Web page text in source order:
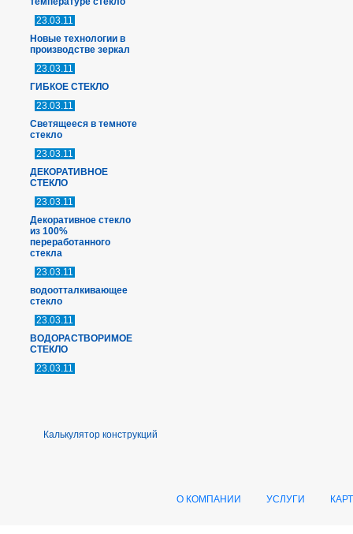
23.03.11
Новые технологии в
производстве зеркал
23.03.11
ГИБКОЕ СТЕКЛО
23.03.11
Светящееся в темноте
стекло
23.03.11
ДЕКОРАТИВНОЕ
СТЕКЛО
23.03.11
Декоративное стекло
из 100%
переработанного
стекла
23.03.11
водоотталкивающее
стекло
23.03.11
ВОДОРАСТВОРИМОЕ
СТЕКЛО
23.03.11
Калькулятор конструкций
О КОМПАНИИ УСЛУГИ